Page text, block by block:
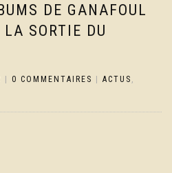
DE GANAFOUL
SORTIE DU
0 COMMENTAIRES ACTUS ,